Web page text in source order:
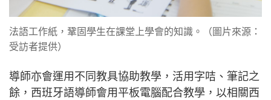
法語工作紙，鞏固學生在課堂上學會的知識。（圖片來源：
受訪者提供）
導師亦會運用不同教具協助教學，活用字咭、筆記之
餘，西班牙語導師會用平板電腦配合教學，以相關西